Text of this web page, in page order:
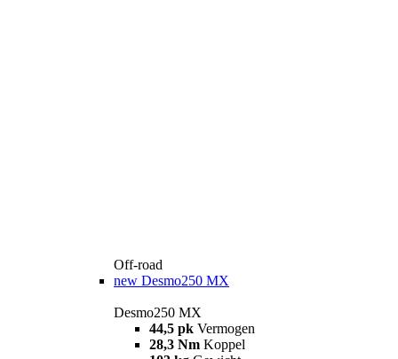
Off-road
new Desmo250 MX
Desmo250 MX
44,5 pk Vermogen
28,3 Nm Koppel